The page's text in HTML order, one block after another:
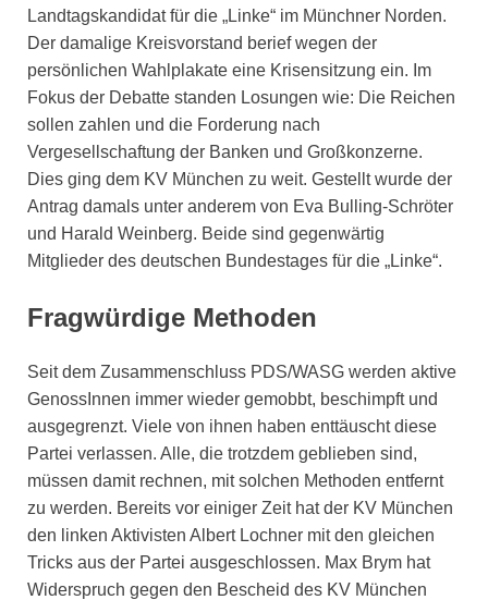
Landtagskandidat für die „Linke“ im Münchner Norden.
Der damalige Kreisvorstand berief wegen der
persönlichen Wahlplakate eine Krisensitzung ein. Im
Fokus der Debatte standen Losungen wie: Die Reichen
sollen zahlen und die Forderung nach
Vergesellschaftung der Banken und Großkonzerne.
Dies ging dem KV München zu weit. Gestellt wurde der
Antrag damals unter anderem von Eva Bulling-Schröter
und Harald Weinberg. Beide sind gegenwärtig
Mitglieder des deutschen Bundestages für die „Linke“.
Fragwürdige Methoden
Seit dem Zusammenschluss PDS/WASG werden aktive
GenossInnen immer wieder gemobbt, beschimpft und
ausgegrenzt. Viele von ihnen haben enttäuscht diese
Partei verlassen. Alle, die trotzdem geblieben sind,
müssen damit rechnen, mit solchen Methoden entfernt
zu werden. Bereits vor einiger Zeit hat der KV München
den linken Aktivisten Albert Lochner mit den gleichen
Tricks aus der Partei ausgeschlossen. Max Brym hat
Widerspruch gegen den Bescheid des KV München